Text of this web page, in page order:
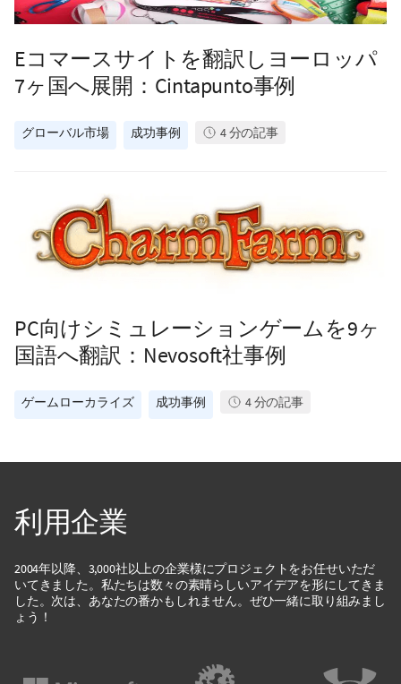
Eコマースサイトを翻訳しヨーロッパ
7ヶ国へ展開：Cintapunto事例
グローバル市場 成功事例 4分の記事
PC向けシミュレーションゲームを9ヶ
国語へ翻訳：Nevosoft社事例
ゲームローカライズ 成功事例 4分の記事
利用企業
2004年以降、3,000社以上の企業様にプロジェクトをお任せいただ
いてきました。私たちは数々の素晴らしいアイデアを形にしてきま
した。次は、あなたの番かもしれません。ぜひ一緒に取り組みまし
ょう！